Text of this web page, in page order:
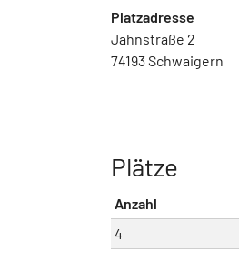
Platzadresse
Jahnstraße 2
74193 Schwaigern
Plätze
Anzahl
4